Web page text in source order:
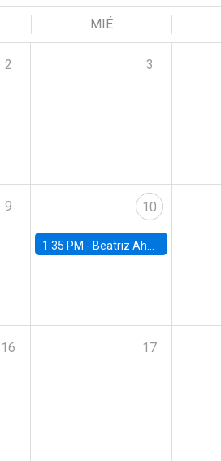
MIÉ
2 3
9 10
1:35 PM - Beatriz Ahumada, PhD candidate, Universidad de Pittsburgh
16 17